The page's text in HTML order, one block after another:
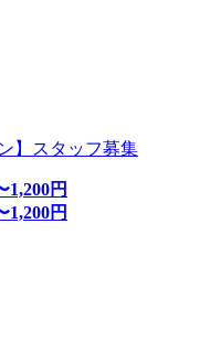
】スタッフ募集
1,200円
1,200円